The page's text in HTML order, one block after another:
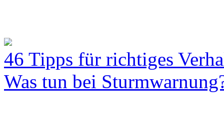
46 Tipps für richtiges
Was tun bei